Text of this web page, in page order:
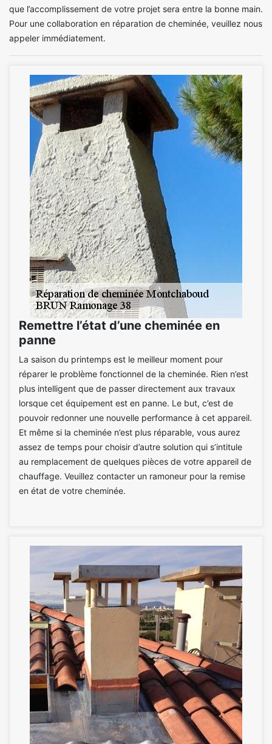
que l’accomplissement de votre projet sera entre la bonne main.
Pour une collaboration en réparation de cheminée, veuillez nous
appeler immédiatement.
Remettre l’état d’une cheminée en
panne
La saison du printemps est le meilleur moment pour
réparer le problème fonctionnel de la cheminée. Rien n’est
plus intelligent que de passer directement aux travaux
lorsque cet équipement est en panne. Le but, c’est de
pouvoir redonner une nouvelle performance à cet appareil.
Et même si la cheminée n’est plus réparable, vous aurez
assez de temps pour choisir d’autre solution qui s’intitule
au remplacement de quelques pièces de votre appareil de
chauffage. Veuillez contacter un ramoneur pour la remise
en état de votre cheminée.